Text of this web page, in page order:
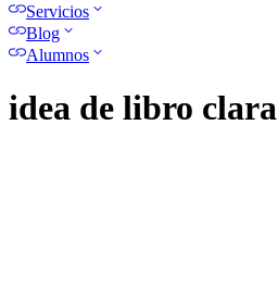
Servicios
Blog
Alumnos
idea de libro clara